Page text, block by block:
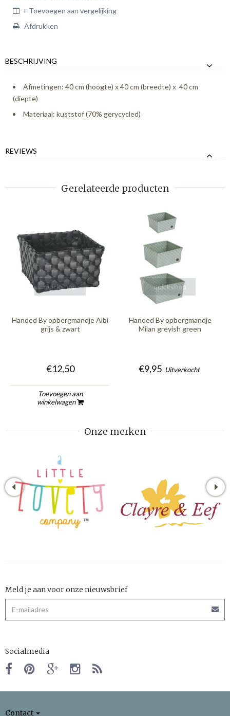
+ Toevoegen aan vergelijking
Afdrukken
BESCHRIJVING
Afmetingen: 40 cm (hoogte) x 40 cm (breedte) x 40 cm
(diepte)
Materiaal: kuststof (70% gerycycled)
REVIEWS
Gerelateerde producten
quickshop
Handed By opbergmandje Albi
grijs & zwart
€12,50
Toevoegen aan
winkelwagen
quickshop
Handed By opbergmandje
Milan greyish green
€9,95 Uitverkocht
Onze merken
Meld je aan voor onze nieuwsbrief
Socialmedia
Contact